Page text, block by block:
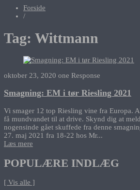
Forside
/
Tag: Wittmann
oktober 23, 2020 one Response
Smagning: EM i tør Riesling 2021
Vi smager 12 top Riesling vine fra Europa.
få mundvandet til at drive. Skynd dig at
nogensinde gået skuffede fra denne
27. maj 2021 fra 18-22 hos Mr...
Læs mere
POPULÆRE INDLÆG
[ Vis alle ]